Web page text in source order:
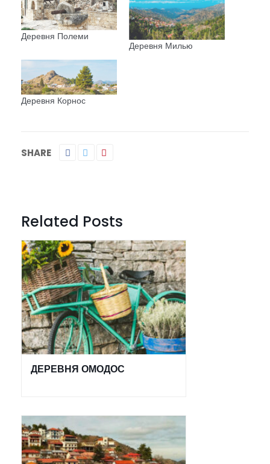
Деревня Полеми
Деревня Милью
Деревня Корнос
SHARE
Related Posts
ДЕРЕВНЯ ОМОДОС